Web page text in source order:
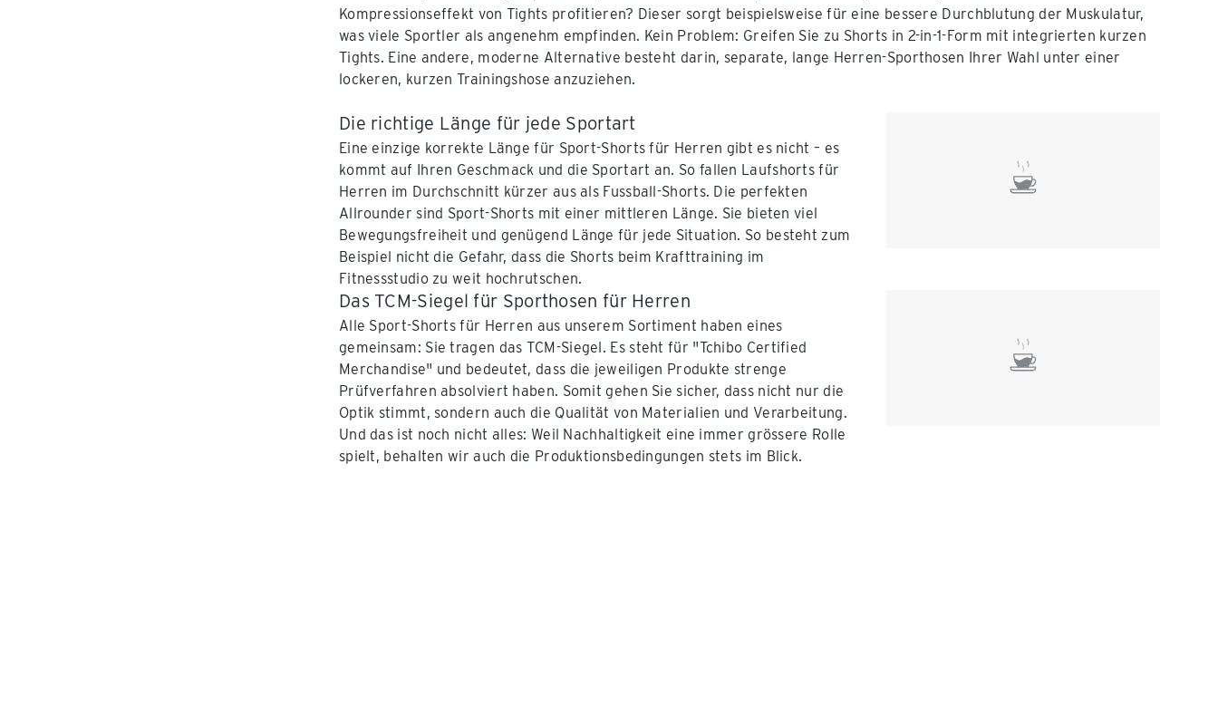
Kompressionseffekt von Tights profitieren? Dieser sorgt beispielsweise für eine bessere Durchblutung der Muskulatur,
was viele Sportler als angenehm empfinden. Kein Problem: Greifen Sie zu Shorts in 2-in-1-Form mit integrierten kurzen
Tights. Eine andere, moderne Alternative besteht darin, separate, lange Herren-Sporthosen Ihrer Wahl unter einer
lockeren, kurzen Trainingshose anzuziehen.
Die richtige Länge für jede Sportart
Eine einzige korrekte Länge für Sport-Shorts für Herren gibt es nicht – es
kommt auf Ihren Geschmack und die Sportart an. So fallen Laufshorts für
Herren im Durchschnitt kürzer aus als Fussball-Shorts. Die perfekten
Allrounder sind Sport-Shorts mit einer mittleren Länge. Sie bieten viel
Bewegungsfreiheit und genügend Länge für jede Situation. So besteht zum
Beispiel nicht die Gefahr, dass die Shorts beim Krafttraining im
Fitnessstudio zu weit hochrutschen.
Das TCM-Siegel für Sporthosen für Herren
Alle Sport-Shorts für Herren aus unserem Sortiment haben eines
gemeinsam: Sie tragen das TCM-Siegel. Es steht für "Tchibo Certified
Merchandise" und bedeutet, dass die jeweiligen Produkte strenge
Prüfverfahren absolviert haben. Somit gehen Sie sicher, dass nicht nur die
Optik stimmt, sondern auch die Qualität von Materialien und Verarbeitung.
Und das ist noch nicht alles: Weil Nachhaltigkeit eine immer grössere Rolle
spielt, behalten wir auch die Produktionsbedingungen stets im Blick.